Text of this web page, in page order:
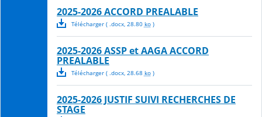
2025-2026 ACCORD PREALABLE
Télécharger( .docx, 28.80 ko)
2025-2026 ASSP et AAGA ACCORD
PREALABLE
Télécharger( .docx, 28.68 ko)
2025-2026 JUSTIF SUIVI RECHERCHES DE
STAGE